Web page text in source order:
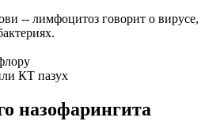
-- лимфоцитоз говорит о вирусе,
КТ пазух
назофарингита